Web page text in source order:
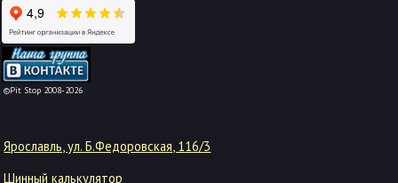
©Pit Stop 2008-2026
-->
Ярославль, ул. Б.Федоровская, 116/3
Шинный калькулятор